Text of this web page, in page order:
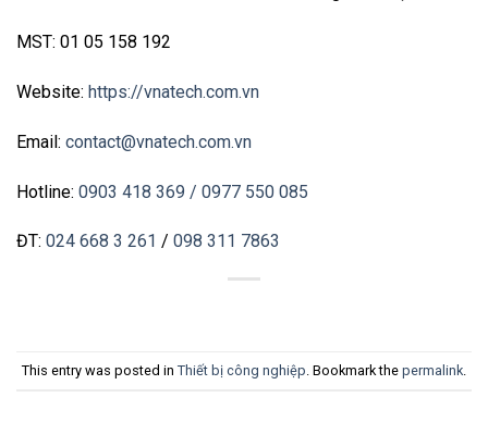
MST: 01 05 158 192
Website: https://vnatech.com.vn
Email: contact@vnatech.com.vn
Hotline: 0903 418 369 / 0977 550 085
ĐT: 024 668 3 261 / 098 311 7863
This entry was posted in Thiết bị công nghiệp . Bookmark the permalink